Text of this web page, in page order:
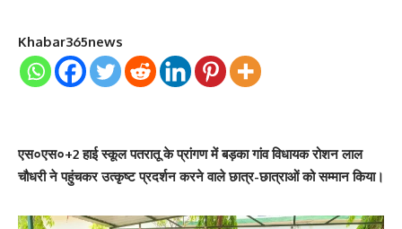
Khabar365news
एस०एस०+2 हाई स्कूल पतरातू के प्रांगण में बड़का गांव विधायक रोशन लाल
चौधरी ने पहुंचकर उत्कृष्ट प्रदर्शन करने वाले छात्र-छात्राओं को सम्मान किया।